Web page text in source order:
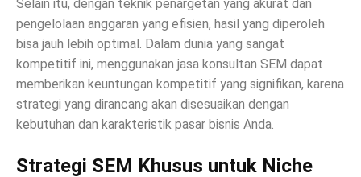
Selain itu, dengan teknik penargetan yang akurat dan
pengelolaan anggaran yang efisien, hasil yang diperoleh
bisa jauh lebih optimal. Dalam dunia yang sangat
kompetitif ini, menggunakan jasa konsultan SEM dapat
memberikan keuntungan kompetitif yang signifikan, karena
strategi yang dirancang akan disesuaikan dengan
kebutuhan dan karakteristik pasar bisnis Anda.
Strategi SEM Khusus untuk Niche